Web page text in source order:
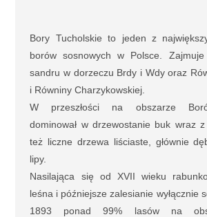
Bory Tucholskie to jeden z
borów sosnowych w Polsce.
sandru w dorzeczu Brdy i Wdy oraz
i Równiny Charzykowskiej.
W przeszłości na obszarze
dominował w drzewostanie buk wraz
też liczne drzewa liściaste, głównie
lipy.
Nasilająca się od XVII wieku
leśna i późniejsze zalesianie wyłącznie
1893 ponad 99% lasów na